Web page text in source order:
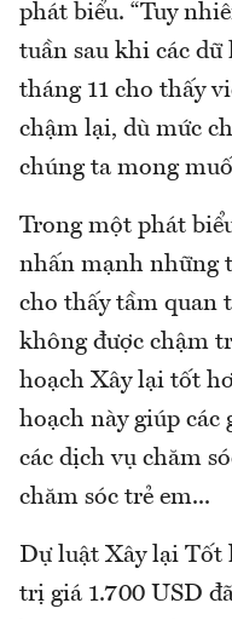
phát biểu. “Tuy
tuần sau khi các
tháng 11 cho thấy
chậm lại, dù mức
chúng ta mong
Trong một phát
nhấn mạnh những
cho thấy tầm quan
không được chậm
hoạch Xây lại tốt
hoạch này giúp
các dịch vụ chăm
chăm sóc trẻ em...
Dự luật Xây lại Tốt
trị giá 1.700 USD